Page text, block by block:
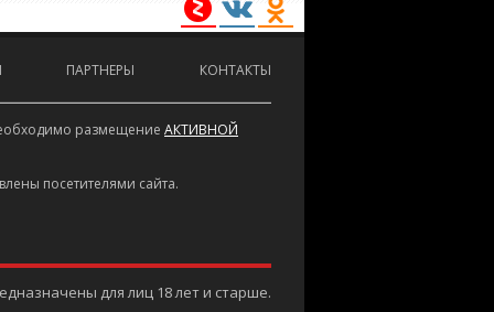
ПАРТНЕРЫ КОНТАКТЫ
размещение АКТИВНОЙ
посетителями сайта.
для лиц 18 лет и старше.